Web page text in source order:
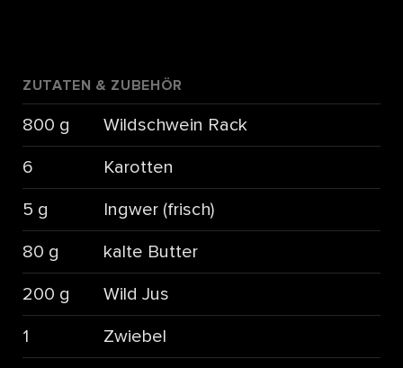
ZUTATEN & ZUBEHÖR
800 g Wildschwein Rack
6 Karotten
5 g Ingwer (frisch)
80 g kalte Butter
200 g Wild Jus
1 Zwiebel